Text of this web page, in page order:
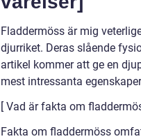
Fladdermöss är mig
djurriket. Deras slående
artikel kommer att ge en
mest intressanta
[ Vad är fakta om
Fakta om fladdermöss